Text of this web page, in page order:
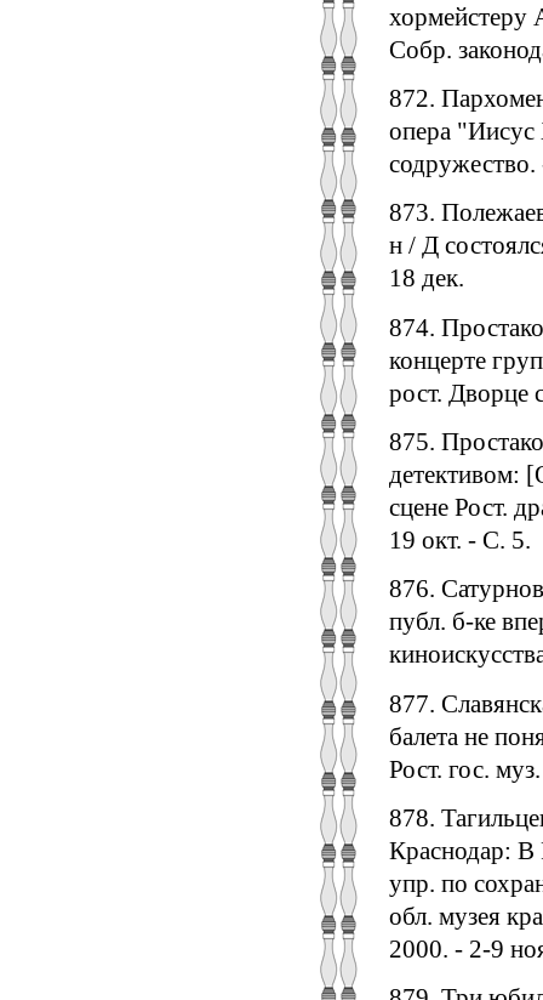
хормейстеру
Собр.
872.
опера "Иисус
873.
н / Д
18 дек.
874.
концерте
рост. Дворце
875.
детективом:
сцене Рост.
19 окт. - С. 5.
876.
публ. б-ке
877.
балета не
Рост. гос.
878.
Краснодар: В
упр. по
обл. музея
2000. - 2-9